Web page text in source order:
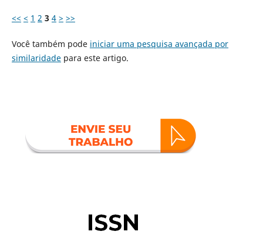
<< < 1 2 3 4 > >>
Você também pode iniciar uma pesquisa avançada por
similaridadepara este artigo.